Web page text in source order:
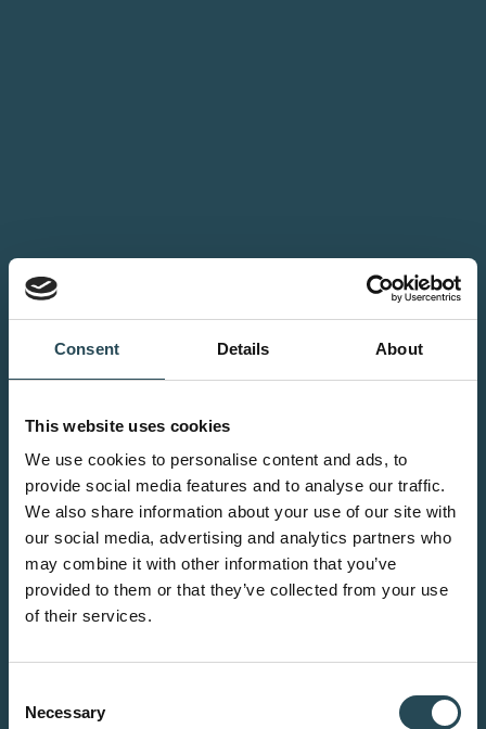
Consent Details About
This website uses cookies
We use cookies to personalise content and ads, to
provide social media features and to analyse our traffic.
We also share information about your use of our site with
our social media, advertising and analytics partners who
may combine it with other information that you’ve
provided to them or that they’ve collected from your use
of their services.
Selection
Necessary